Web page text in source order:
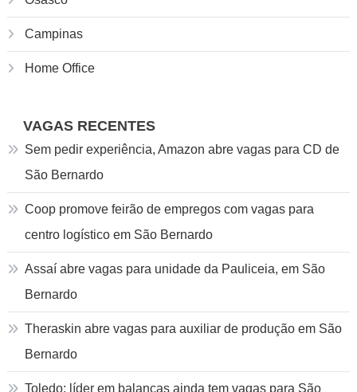
Campinas
Home Office
VAGAS RECENTES
Sem pedir experiência, Amazon abre vagas para CD de
São Bernardo
Coop promove feirão de empregos com vagas para
centro logístico em São Bernardo
Assaí abre vagas para unidade da Pauliceia, em São
Bernardo
Theraskin abre vagas para auxiliar de produção em São
Bernardo
Toledo: líder em balanças ainda tem vagas para São